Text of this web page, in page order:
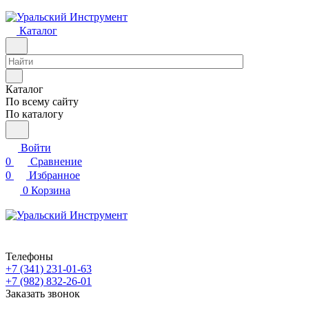
Каталог
Каталог
По всему сайту
По каталогу
Войти
0
Сравнение
0
Избранное
0 Корзина
Телефоны
+7 (341) 231-01-63
+7 (982) 832-26-01
Заказать звонок